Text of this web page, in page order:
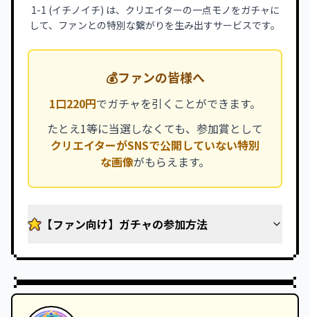
1-1 (イチノイチ) は、クリエイターの一点モノをガチャに
して、ファンとの特別な繋がりを生み出すサービスです。
💰ファンの皆様へ
1口220円でガチャを引くことができます。
たとえ1等に当選しなくても、参加賞として
クリエイターがSNSで公開していない特別
な画像がもらえます。
【ファン向け】ガチャの参加方法